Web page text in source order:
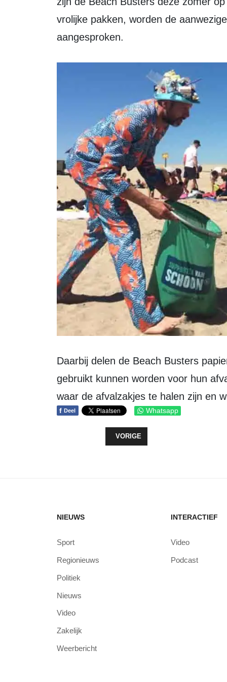
vrolijke pakken, worden de
aangesproken.
Daarbij delen de Beach Busters
gebruikt kunnen worden voor hun
waar de afvalzakjes te halen zijn en
f Deel Whatsapp
VORIG ARTIKEL: PROGRAMMA
VORIGE
NIEUWS
Sport
Regionieuws
Politiek
Nieuws
Video
Zakelijk
Weerbericht
INTERACTIEF
Video
Podcast